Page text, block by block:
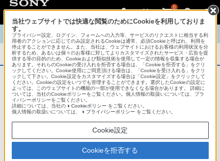
0
TOP 商品概要 商品情報 English 中文
商品概要
アフターサービス
オーバーシーズモデルは、いろいろな国
地域で共通の保証を実施しています。
世界47の国や地域で共通の保証サービスを実施し
当社ウェブサイトでは快適な閲覧のためにCookieを利用しておりま
す。
プライバシー設定、ログイン、フォームへの入力等、サービスのリクエストに相当する利
用者のアクションに応じてのみ設定されるCookieは通常、必須Cookieと呼ばれ、利用を
停止することができません。また、当社は、ウェブサイトにおけるお客様の利用状況を分
析するため、あるいは個々のお客様に対してよりカスタマイズされたサービス・広告を提
供する等の目的のため、Cookieおよび類似技術を使用して一定の情報を収集する場合が
あります。それらのCookieの受け入れを拒否する場合は、「Cookieを拒否する」をクリ
ックしてください。Cookie使用にご同意頂ける場合は、「Cookieを受け入れる」をクリ
ックして下さい。Cookie設定をカスタマイズする場合は「Cookie設定」をクリックして
ください。Cookieの設定をいつでも管理することができます。選択したCookieの設定に
よっては、このウェブサイトの機能の一部が使用できなくなる場合があります。 詳細に
ついては、当社のCookieポリシーをご覧ください。個人情報の取扱いについては、プラ
イバシーポリシーをご覧ください。
詳細については、当社の
Cookieポリシー をご覧ください。
個人情報の取扱いについては、
プライバシーポリシー をご覧ください。
Cookie設定
Cookieを拒否する